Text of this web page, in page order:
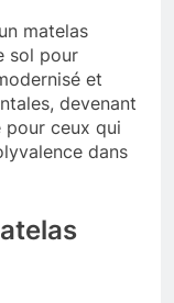
matelas
sol pour
et
devenant
pour ceux qui
dans